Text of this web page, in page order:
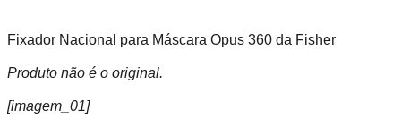
Fixador Nacional para Máscara Opus 360 da Fisher
Produto não é o original.
[imagem_01]